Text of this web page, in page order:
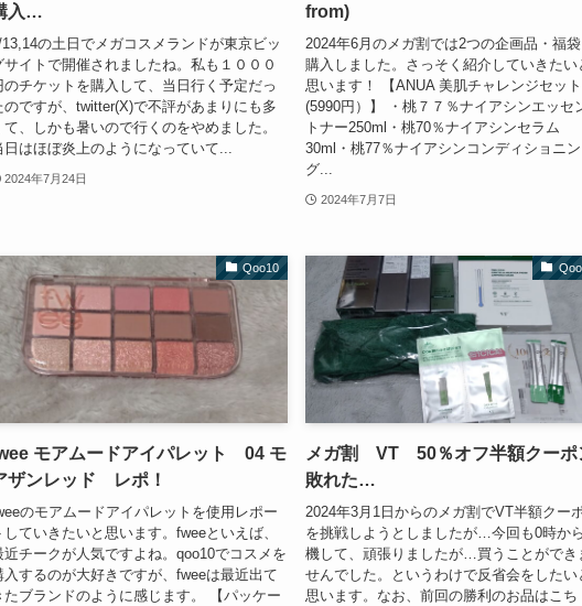
入…
の土日でメガコスメランドが東京ビッ
サイトで開催されましたね。私も１０００
のチケットを購入して、当日行く予定だっ
のですが、twitter(X)で不評があまりにも多
て、しかも暑いので行くのをやめました。
日はほぼ炎上のようになっていて...
2024年7月24日
from)
2024年6月のメガ割では2つの企画品・福
購入しました。さっそく紹介していきたい
思います！ 【ANUA 美肌チャレンジセット
(5990円）】 ・桃７７％ナイアシンエッセ
トナー250ml・桃70％ナイアシンセラム
30ml・桃77％ナイアシンコンディショニン
グ...
2024年7月7日
Qoo10
モアムードアイパレット 04 モ
ザンレッド レポ！
のモアムードアイパレットを使用レポー
していきたいと思います。fweeといえば、
近チークが人気ですよね。qoo10でコスメを
入するのが大好きですが、fweeは最近出て
たブランドのように感じます。 【パッケー
メガ割 VT 50％オフ半額クーポ
敗れた…
2024年3月1日からのメガ割でVT半額クー
を挑戦しようとしましたが…今回も0時か
機して、頑張りましたが…買うことができ
せんでした。というわけで反省会をしたい
思います。なお、前回の勝利のお品はこち